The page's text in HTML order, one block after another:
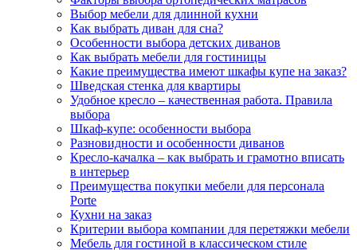
Выбор мебели для длинной кухни
Как выбрать диван для сна?
Особенности выбора детских диванов
Как выбрать мебели для гостиницы
Какие преимущества имеют шкафы купе на заказ?
Шведская стенка для квартиры
Удобное кресло – качественная работа. Правила
выбора
Шкаф-купе: особенности выбора
Разновидности и особенности диванов
Кресло-качалка – как выбрать и грамотно вписать
в интерьер
Преимущества покупки мебели для персонала
Porte
Кухни на заказ
Критерии выбора компании для перетяжки мебели
Мебель для гостиной в классическом стиле